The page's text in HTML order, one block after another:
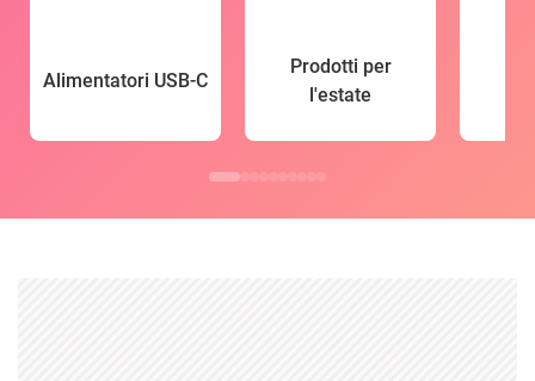
Alimentatori USB-C
Prodotti per
l'estate